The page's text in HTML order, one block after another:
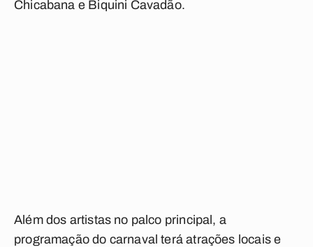
Chicabana e Biquini Cavadão.
Além dos artistas no palco principal, a
programação do carnaval terá atrações locais e